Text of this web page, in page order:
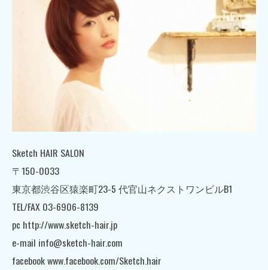
Sketch HAIR SALON
〒150-0033
東京都渋谷区猿楽町23-5 代官山ネクストワンビルB1
TEL/FAX 03-6906-8139
pc http://www.sketch-hair.jp
e-mail info@sketch-hair.com
facebook www.facebook.com/Sketch.hair